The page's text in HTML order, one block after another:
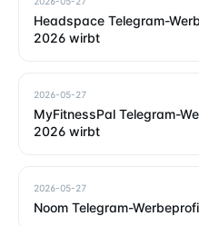
Headspace Telegram-
2026 wirbt
2026-05-27
MyFitnessPal Telegram-
2026 wirbt
2026-05-27
Noom Telegram-